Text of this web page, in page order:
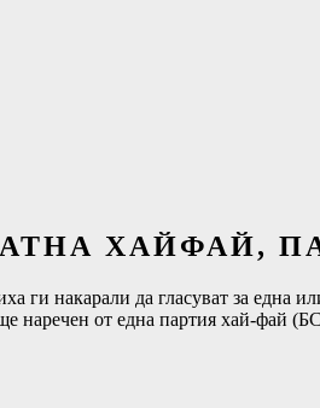
ХАЙФАЙ,
накарали да гласуват за една
наречен от една партия хай-фай